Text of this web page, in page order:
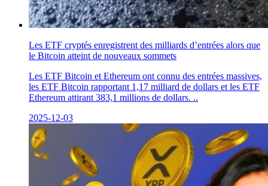
Les ETF cryptés enregistrent des milliards d’entrées alors que
le Bitcoin atteint de nouveaux sommets
Les ETF Bitcoin et Ethereum ont connu des entrées massives,
les ETF Bitcoin rapportant 1,17 milliard de dollars et les ETF
Ethereum attirant 383,1 millions de dollars. ..
2025-12-03